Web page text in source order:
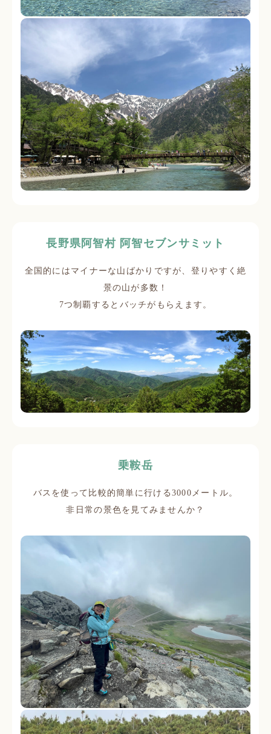
長野県阿智村 阿智セブンサミット
全国的にはマイナーな山ばかりですが、登りやすく絶
景の山が多数！
7つ制覇するとバッチがもらえます。
乗鞍岳
バスを使って比較的簡単に行ける3000メートル。
非日常の景色を見てみませんか？